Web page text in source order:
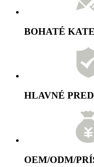
BOHATÉ
HLAVNÉ
OEM/ODM/